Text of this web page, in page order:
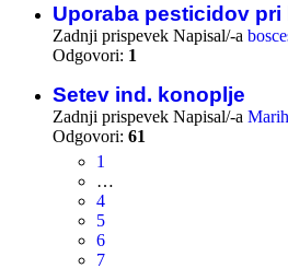
Uporaba pesticidov
Zadnji prispevek Napisal/-a
Odgovori: 1
Setev ind. konoplje
Zadnji prispevek Napisal/-a
Odgovori: 61
1
…
4
5
6
7